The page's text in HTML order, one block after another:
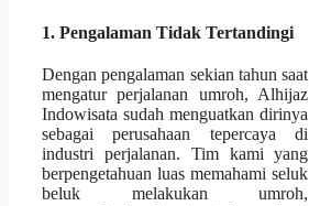
1. Pengalaman Tidak Tertandingi
Dengan pengalaman sekian tahun saat
mengatur perjalanan umroh, Alhijaz
Indowisata sudah menguatkan dirinya
sebagai perusahaan tepercaya di
industri perjalanan. Tim kami yang
berpengetahuan luas memahami seluk
beluk melakukan umroh,